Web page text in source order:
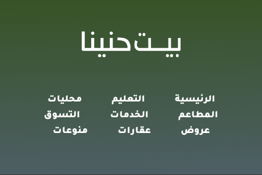
الرئيسية التعليم
محليات
المطاعم
الخدمات
التسوق
عروض
عقارات منوعات